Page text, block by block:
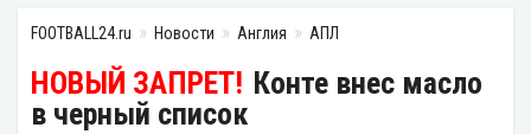
FOOTBALL24.ru Новости Англия АПЛ
Конте внес масло
в черный список